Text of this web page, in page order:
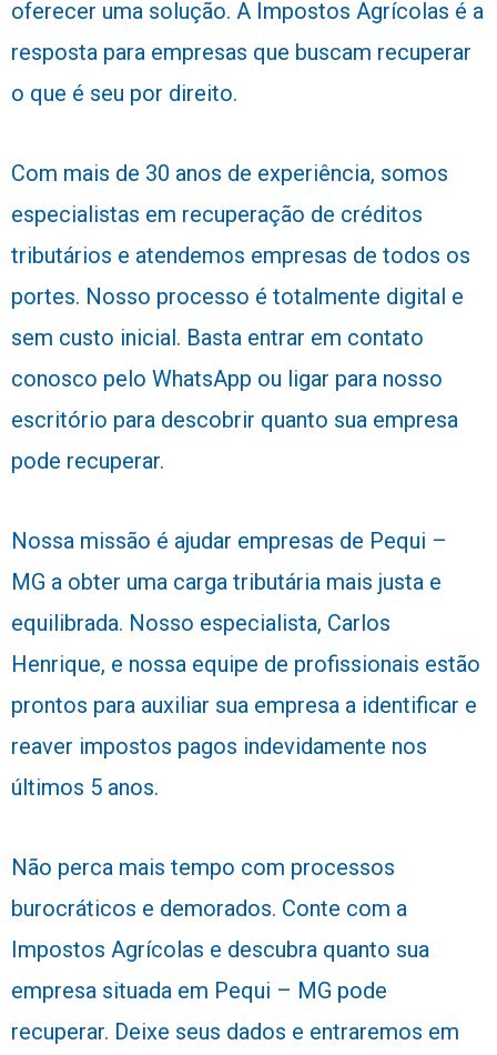
oferecer uma solução. A Impostos Agrícolas é a
resposta para empresas que buscam recuperar
o que é seu por direito.
Com mais de 30 anos de experiência, somos
especialistas em recuperação de créditos
tributários e atendemos empresas de todos os
portes. Nosso processo é totalmente digital e
sem custo inicial. Basta entrar em contato
conosco pelo WhatsApp ou ligar para nosso
escritório para descobrir quanto sua empresa
pode recuperar.
Nossa missão é ajudar empresas de Pequi –
MG a obter uma carga tributária mais justa e
equilibrada. Nosso especialista, Carlos
Henrique, e nossa equipe de profissionais estão
prontos para auxiliar sua empresa a identificar e
reaver impostos pagos indevidamente nos
últimos 5 anos.
Não perca mais tempo com processos
burocráticos e demorados. Conte com a
Impostos Agrícolas e descubra quanto sua
empresa situada em Pequi – MG pode
recuperar. Deixe seus dados e entraremos em